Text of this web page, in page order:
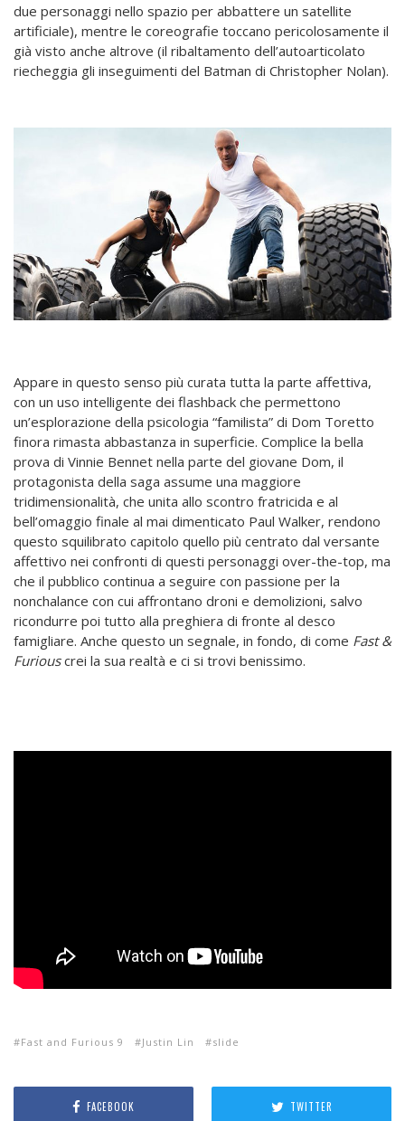
due personaggi nello spazio per abbattere un satellite
artificiale), mentre le coreografie toccano pericolosamente il
già visto anche altrove (il ribaltamento dell’autoarticolato
riecheggia gli inseguimenti del Batman di Christopher Nolan).
Appare in questo senso più curata tutta la parte affettiva,
con un uso intelligente dei flashback che permettono
un’esplorazione della psicologia “familista” di Dom Toretto
finora rimasta abbastanza in superficie. Complice la bella
prova di Vinnie Bennet nella parte del giovane Dom, il
protagonista della saga assume una maggiore
tridimensionalità, che unita allo scontro fratricida e al
bell’omaggio finale al mai dimenticato Paul Walker, rendono
questo squilibrato capitolo quello più centrato dal versante
affettivo nei confronti di questi personaggi over-the-top, ma
che il pubblico continua a seguire con passione per la
nonchalance con cui affrontano droni e demolizioni, salvo
ricondurre poi tutto alla preghiera di fronte al desco
famigliare. Anche questo un segnale, in fondo, di come Fast &
Furiouscrei la sua realtà e ci si trovi benissimo.
Fast and Furious 9 Justin Lin slide
FACEBOOK TWITTER